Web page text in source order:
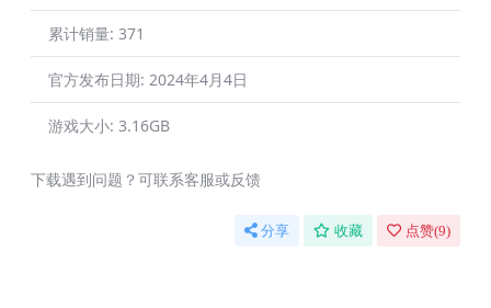
累计销量: 371
官方发布日期: 2024年4月4日
游戏大小: 3.16GB
下载遇到问题？可联系客服或反馈
分享 收藏 点赞(9)